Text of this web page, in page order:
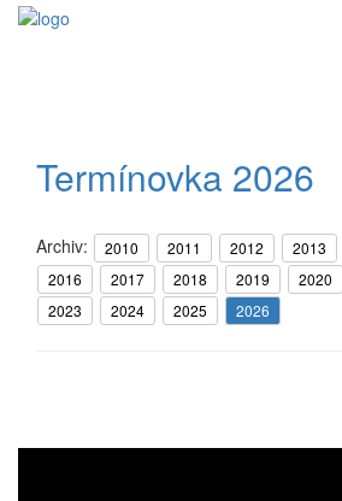
Termínovka 2026
Archiv: 2010 2011 2012 2013
2016
2017 2018 2019 2020
2023
2024 2025 2026